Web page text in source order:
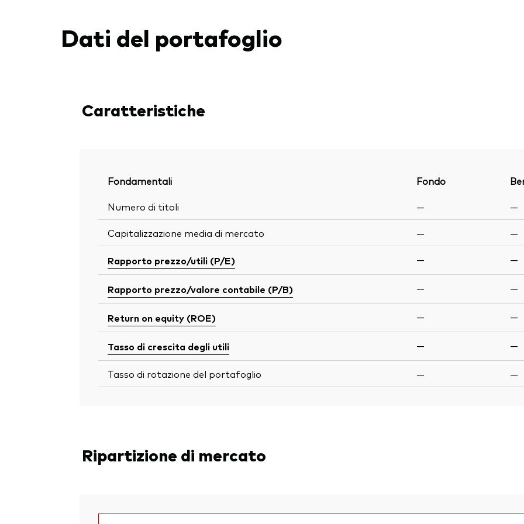
Dati del portafoglio
Caratteristiche
Fondamentali Fondo
Numero di titoli
— —
Capitalizzazione media di mercato — —
Rapporto prezzo/utili (P/E) — —
Rapporto prezzo/valore contabile (P/B) — —
Return on equity (ROE) — —
Tasso di crescita degli utili — —
Tasso di rotazione del portafoglio — —
Ripartizione di mercato